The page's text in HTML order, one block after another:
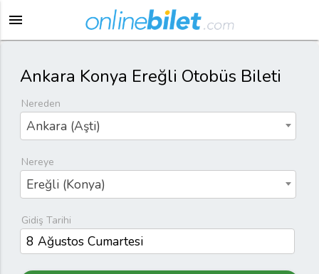
menu
Ankara Konya Ereğli Otobüs Bileti
Nereden
Ankara (Aşti)
Nereye
Ereğli (Konya)
Gidiş Tarihi